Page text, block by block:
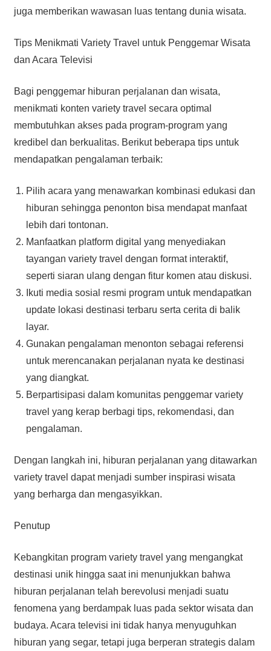
juga memberikan wawasan luas tentang dunia wisata.
Tips Menikmati Variety Travel untuk Penggemar Wisata
dan Acara Televisi
Bagi penggemar hiburan perjalanan dan wisata,
menikmati konten variety travel secara optimal
membutuhkan akses pada program-program yang
kredibel dan berkualitas. Berikut beberapa tips untuk
mendapatkan pengalaman terbaik:
Pilih acara yang menawarkan kombinasi edukasi dan
hiburan sehingga penonton bisa mendapat manfaat
lebih dari tontonan.
Manfaatkan platform digital yang menyediakan
tayangan variety travel dengan format interaktif,
seperti siaran ulang dengan fitur komen atau diskusi.
Ikuti media sosial resmi program untuk mendapatkan
update lokasi destinasi terbaru serta cerita di balik
layar.
Gunakan pengalaman menonton sebagai referensi
untuk merencanakan perjalanan nyata ke destinasi
yang diangkat.
Berpartisipasi dalam komunitas penggemar variety
travel yang kerap berbagi tips, rekomendasi, dan
pengalaman.
Dengan langkah ini, hiburan perjalanan yang ditawarkan
variety travel dapat menjadi sumber inspirasi wisata
yang berharga dan mengasyikkan.
Penutup
Kebangkitan program variety travel yang mengangkat
destinasi unik hingga saat ini menunjukkan bahwa
hiburan perjalanan telah berevolusi menjadi suatu
fenomena yang berdampak luas pada sektor wisata dan
budaya. Acara televisi ini tidak hanya menyuguhkan
hiburan yang segar, tetapi juga berperan strategis dalam